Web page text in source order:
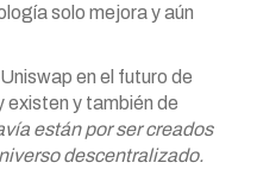
solo mejora y aún
en el futuro de
y también de
están por ser creados
descentralizado.